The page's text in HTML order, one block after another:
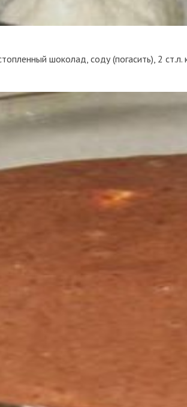
шоколад, соду (погасить), 2